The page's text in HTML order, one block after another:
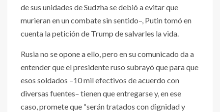
de sus unidades de Sudzha se debió a evitar que
murieran en un combate sin sentido–, Putin tomó en
cuenta la petición de Trump de salvarles la vida.
Rusia no se opone a ello, pero en su comunicado da a
entender que el presidente ruso subrayó que para que
esos soldados –10 mil efectivos de acuerdo con
diversas fuentes– tienen que entregarse y, en ese
caso, promete que “serán tratados con dignidad y